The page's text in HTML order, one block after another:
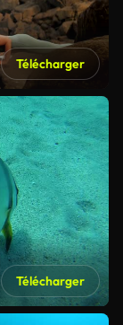
Télécharger
Télécharger